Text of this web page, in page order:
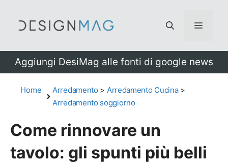
Menu
Aggiungi DesiMag alle fonti di google news
Home Arredamento > Arredamento Cucina>
Arredamento soggiorno
Come rinnovare un
tavolo: gli spunti più belli